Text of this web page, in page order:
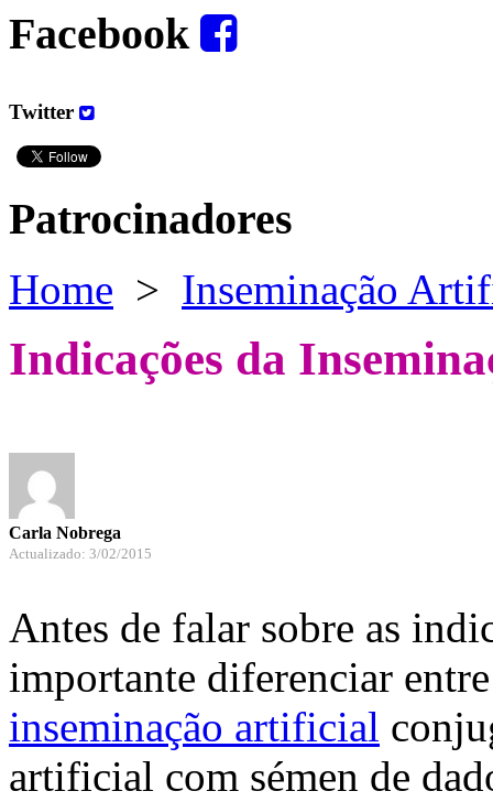
Facebook
Twitter
Patrocinadores
Home > Inseminação
Indicações da
Carla Nobrega
Actualizado: 3/02/2015
Antes de falar sobre as
importante diferenciar
inseminação artificial
artificial com sémen de